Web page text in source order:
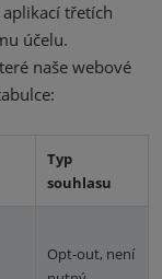
třetích
účelu.
naše webové
Typ
souhlasu
Opt-out, není